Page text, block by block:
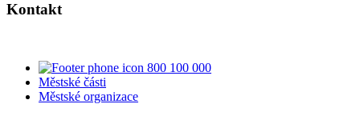
Kontakt
800 100 000
Městské části
Městské organizace